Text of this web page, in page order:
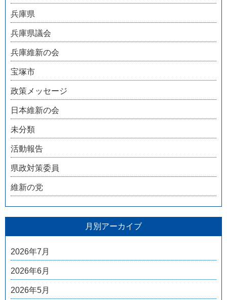
兵庫県
兵庫県議会
兵庫維新の会
宝塚市
政策メッセージ
日本維新の会
未分類
活動報告
県政対策委員
維新の党
月別アーカイブ
2026年7月
2026年6月
2026年5月